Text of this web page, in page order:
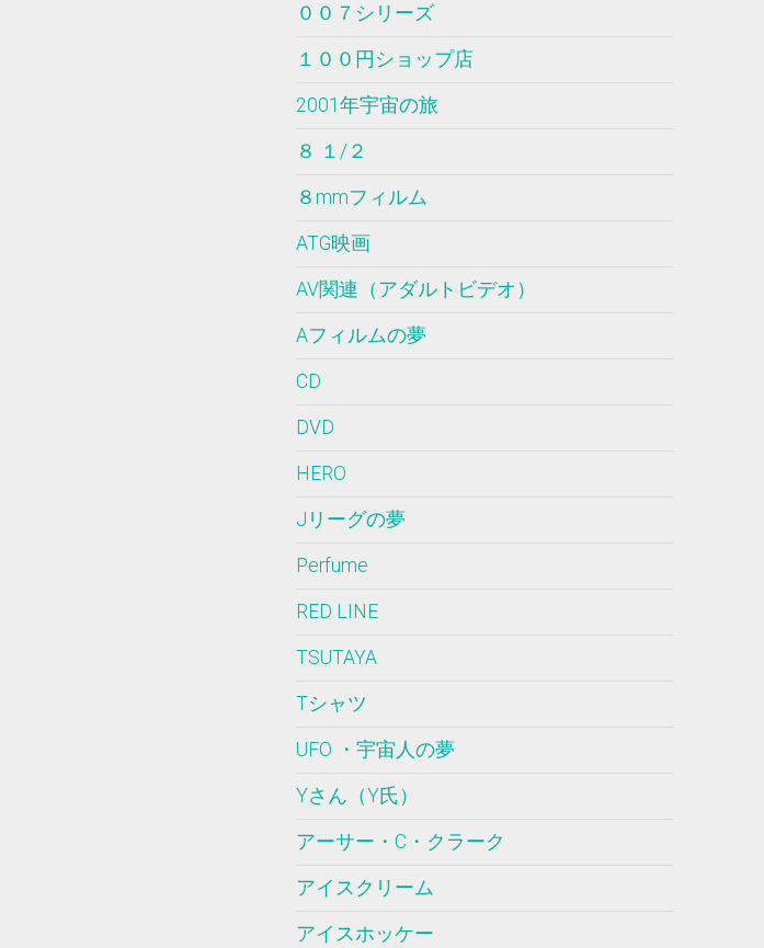
００７シリーズ
１００円ショップ店
2001年宇宙の旅
８ １/２
８mmフィルム
ATG映画
AV関連（アダルトビデオ）
Aフィルムの夢
CD
DVD
HERO
Jリーグの夢
Perfume
RED LINE
TSUTAYA
Tシャツ
UFO ・宇宙人の夢
Yさん（Y氏）
アーサー・C・クラーク
アイスクリーム
アイスホッケー